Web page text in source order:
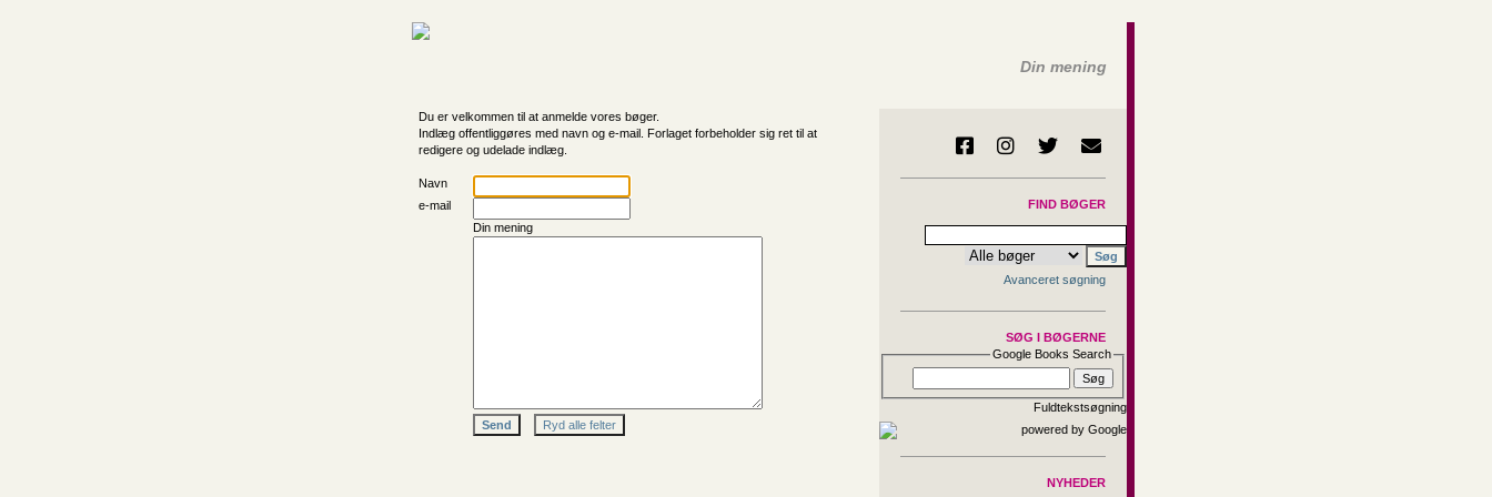
Din mening
Du er velkommen til at anmelde vores bøger.
Indlæg offentliggøres med navn og e-mail. Forlaget forbeholder sig ret til at
redigere og udelade indlæg.
Navn
e-mail
Din mening
FIND BØGER
Avanceret søgning
SØG I BØGERNE
Google Books Search
Fuldtekstsøgning
NYHEDER